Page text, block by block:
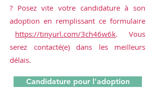
? Posez vite votre candidature à son
adoption en remplissant ce formulaire
https://tinyurl.com/3ch46w6k. Vous
serez contacté(e) dans les meilleurs
délais.
Candidature pour l'adoption